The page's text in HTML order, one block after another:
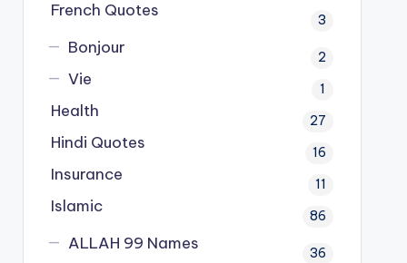
French Quotes 3
Bonjour 2
Vie 1
Health 27
Hindi Quotes 16
Insurance 11
Islamic 86
ALLAH 99 Names 36